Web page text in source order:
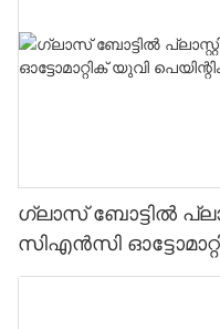
ഗ്ലാസ് ബോട്ടിൽ
സിഎൻസി
ലൈൻ